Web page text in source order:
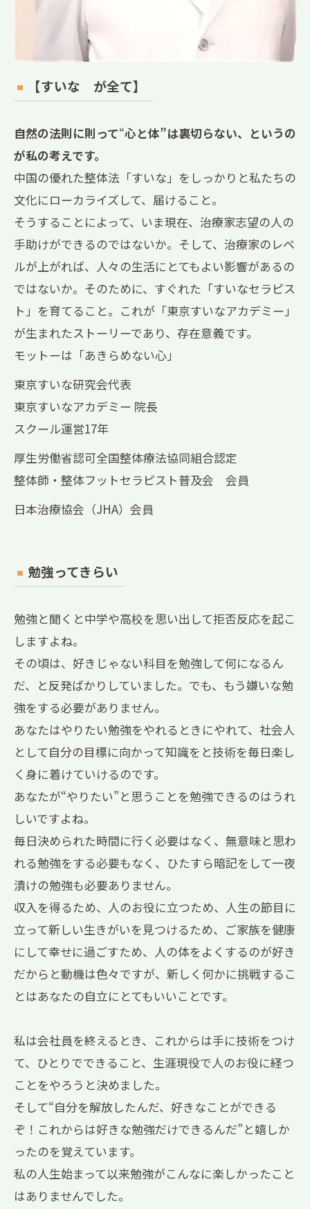
【すいな が全て】
自然の法則に則って“心と体”は裏切らない、というの
が私の考えです。
中国の優れた整体法「すいな」をしっかりと私たちの
文化にローカライズして、届けること。
そうすることによって、いま現在、治療家志望の人の
手助けができるのではないか。そして、治療家のレベ
ルが上がれば、人々の生活にとてもよい影響があるの
ではないか。そのために、すぐれた「すいなセラピス
ト」を育てること。これが「東京すいなアカデミー」
が生まれたストーリーであり、存在意義です。
モットーは「あきらめない心」
東京すいな研究会代表
東京すいなアカデミー 院長
スクール運営17年
厚生労働省認可全国整体療法協同組合認定
整体師・整体フットセラピスト普及会 会員
日本治療協会（JHA）会員
勉強ってきらい
勉強と聞くと中学や高校を思い出して拒否反応を起こ
しますよね。
その頃は、好きじゃない科目を勉強して何になるん
だ、と反発ばかりしていました。でも、もう嫌いな勉
強をする必要がありません。
あなたはやりたい勉強をやれるときにやれて、社会人
として自分の目標に向かって知識をと技術を毎日楽し
く身に着けていけるのです。
あなたが“やりたい”と思うことを勉強できるのはうれ
しいですよね。
毎日決められた時間に行く必要はなく、無意味と思わ
れる勉強をする必要もなく、ひたすら暗記をして一夜
漬けの勉強も必要ありません。
収入を得るため、人のお役に立つため、人生の節目に
立って新しい生きがいを見つけるため、ご家族を健康
にして幸せに過ごすため、人の体をよくするのが好き
だからと動機は色々ですが、新しく何かに挑戦するこ
とはあなたの自立にとてもいいことです。
私は会社員を終えるとき、これからは手に技術をつけ
て、ひとりでできること、生涯現役で人のお役に経つ
ことをやろうと決めました。
そして“自分を解放したんだ、好きなことができる
ぞ！これからは好きな勉強だけできるんだ”と嬉しか
ったのを覚えています。
私の人生始まって以来勉強がこんなに楽しかったこと
はありませんでした。